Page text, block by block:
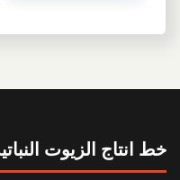
خط انتاج الزيوت